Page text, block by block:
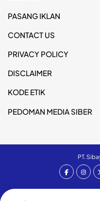
PASANG IKLAN
CONTACT US
PRIVACY POLICY
DISCLAIMER
KODE ETIK
PEDOMAN MEDIA SIBER
PT.